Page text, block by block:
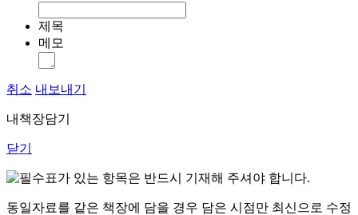
제목
메모
취소 내보내기
내책장담기
닫기
표가 있는 항목은 반드시 기재해 주셔야 합니다.
동일자료를 같은 책장에 담을 경우 담은 시점만 최신으로 수정